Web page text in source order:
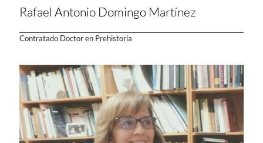
Rafael Antonio Domingo Martínez
Contratado Doctor en Prehistoria